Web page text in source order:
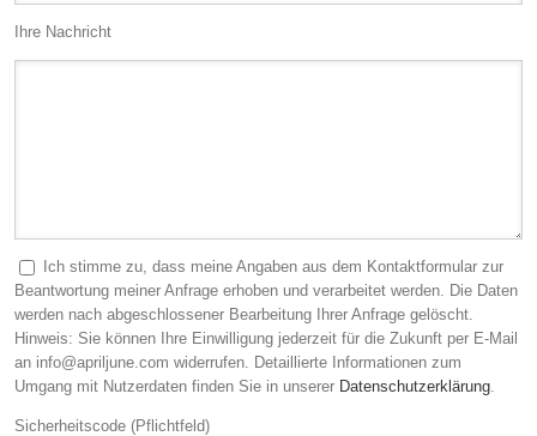
Ihre Nachricht
Ich stimme zu, dass meine Angaben aus dem Kontaktformular zur
Beantwortung meiner Anfrage erhoben und verarbeitet werden. Die Daten
werden nach abgeschlossener Bearbeitung Ihrer Anfrage gelöscht.
Hinweis: Sie können Ihre Einwilligung jederzeit für die Zukunft per E-Mail
an info@apriljune.com widerrufen. Detaillierte Informationen zum
Umgang mit Nutzerdaten finden Sie in unserer Datenschutzerklärung.
Sicherheitscode (Pflichtfeld)